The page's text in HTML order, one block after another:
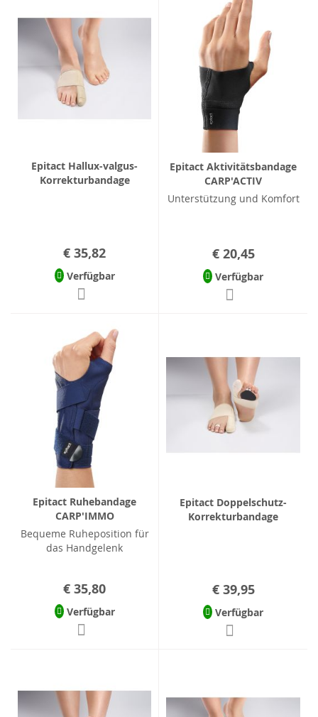
Epitact Hallux-valgus-
Korrekturbandage
€ 35,82
Verfügbar
Epitact Aktivitätsbandage
CARP'ACTIV
Unterstützung und Komfort
€ 20,45
Verfügbar
Epitact Ruhebandage
CARP'IMMO
Bequeme Ruheposition für
das Handgelenk
€ 35,80
Verfügbar
Epitact Doppelschutz-
Korrekturbandage
€ 39,95
Verfügbar